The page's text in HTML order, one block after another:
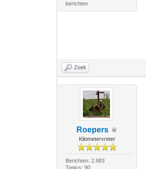
berichten
Zoek
Roepers
Kilometervreter
Berichten: 2.883
Topics: 90